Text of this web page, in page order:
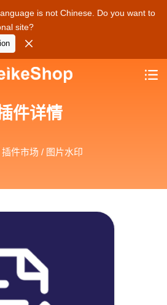
is not Chinese. Do you want to
site?


件详情
插件市场 / 图片水印